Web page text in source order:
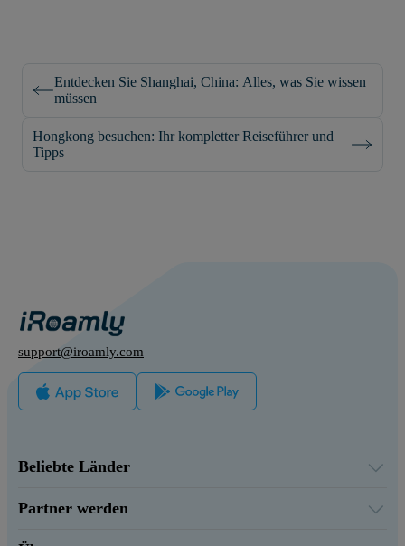
Entdecken Sie Shanghai, China: Alles, was Sie wissen
müssen
Hongkong besuchen: Ihr kompletter Reiseführer und
Tipps
support@iroamly.com
Beliebte Länder
Türkei
Thailand
Partner werden
Empfehlen & Verdienen